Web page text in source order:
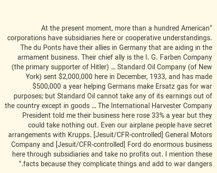
“At the present moment, more than a hundred American
corporations have subsidiaries here or cooperative understandings.
The du Ponts have their allies in Germany that are aiding in the
armament business. Their chief ally is the I. G. Farben Company
(the primary supporter of Hitler) … Standard Oil Company (of New
York) sent $2,000,000 here in December, 1933, and has made
$500,000 a year helping Germans make Ersatz gas for war
purposes; but Standard Oil cannot take any of its earnings out of
the country except in goods … The International Harvester Company
President told me their business here rose 33% a year but they
could take nothing out. Even our airplane people have secret
arrangements with Krupps. [Jesuit/CFR-controlled] General Motors
Company and [Jesuit/CFR-controlled] Ford do enormous business
here through subsidiaries and take no profits out. I mention these
facts because they complicate things and add to war dangers.”